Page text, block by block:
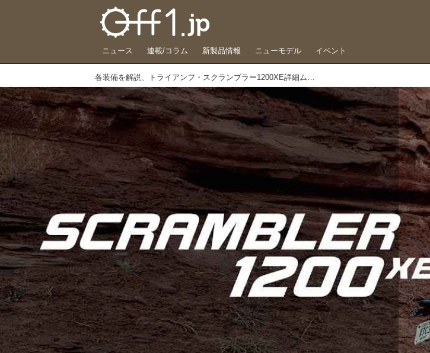
ニュース 連載/コラム 新製品情報 ニューモデル イベント
各装備を解説、トライアンフ・スクランブラー1200XE詳細ムービー